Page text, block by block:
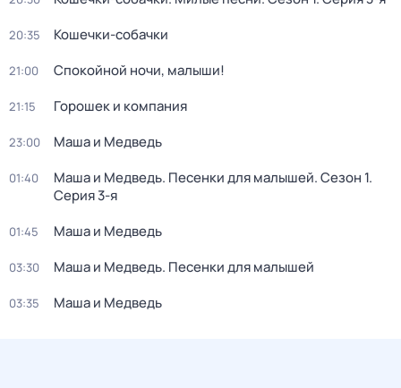
20:35 Кошечки-собачки
21:00 Спокойной ночи, малыши!
21:15 Горошек и компания
23:00 Маша и Медведь
01:40 Маша и Медведь. Песенки для малышей. Сезон 1.
Серия 3-я
01:45 Маша и Медведь
03:30 Маша и Медведь. Песенки для малышей
03:35 Маша и Медведь